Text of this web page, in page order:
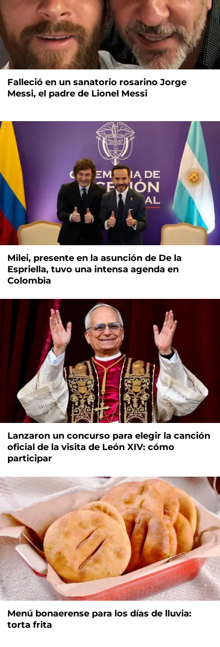
Falleció en un sanatorio rosarino Jorge
Messi, el padre de Lionel Messi
Milei, presente en la asunción de De la
Espriella, tuvo una intensa agenda en
Colombia
Lanzaron un concurso para elegir la canción
oficial de la visita de León XIV: cómo
participar
Menú bonaerense para los días de lluvia:
torta frita